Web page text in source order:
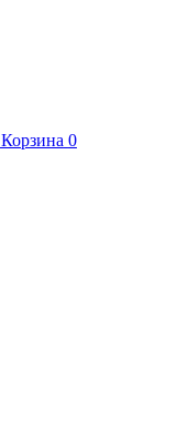
Корзина 0